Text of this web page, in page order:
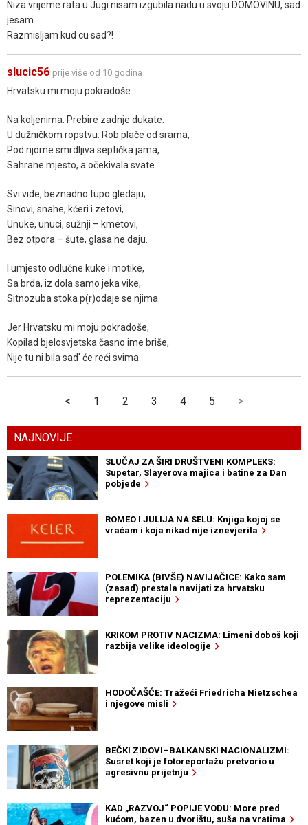
Niza vrijeme rata u Jugi nisam izgubila nadu u svoju DOMOVINU, sad
jesam.
Razmisljam kud cu sad?!
slucic56 prije više od 10 godina
Hrvatsku mi moju pokradoše
Na koljenima. Prebire zadnje dukate.
U dužničkom ropstvu. Rob plače od srama,
Pod njome smrdljiva septička jama,
Sahrane mjesto, a očekivala svate.
Svi vide, beznadno tupo gledaju;
Sinovi, snahe, kćeri i zetovi,
Unuke, unuci, sužnji – kmetovi,
Bez otpora – šute, glasa ne daju.
I umjesto odlučne kuke i motike,
Sa brda, iz dola samo jeka vike,
Sitnozuba stoka p(r)odaje se njima.
Jer Hrvatsku mi moju pokradoše,
Kopilad bjelosvjetska časno ime briše,
Nije tu ni bila sad' će reći svima
< 1 2 3 4 5 >
NAJNOVIJE
SLUČAJ ZA ŠIRI DRUŠTVENI KOMPLEKS:
Supetar, Slayerova majica i batine za Dan
pobjede
ROMEO I JULIJA NA SELU: Knjiga kojoj se
vraćam i koja nikad nije iznevjerila
POLEMIKA (BIVŠE) NAVIJAČICE: Kako sam
(zasad) prestala navijati za hrvatsku
reprezentaciju
KRIKOM PROTIV NACIZMA: Limeni doboš koji
razbija velike ideologije
HODOČAŠĆE: Tražeći Friedricha Nietzschea
i njegove misli
BEČKI ZIDOVI–BALKANSKI NACIONALIZMI:
Susret koji je fotoreportažu pretvorio u
agresivnu prijetnju
KAD „RAZVOJ“ POPIJE VODU: More pred
kućom, bazen u dvorištu, suša na vratima